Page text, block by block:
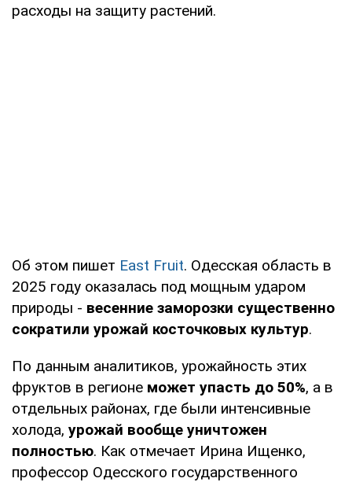
расходы на защиту растений.
Об этом пишет East Fruit. Одесская область в
2025 году оказалась под мощным ударом
природы - весенние заморозки существенно
сократили урожай косточковых культур.
По данным аналитиков, урожайность этих
фруктов в регионе может упасть до 50%, а в
отдельных районах, где были интенсивные
холода, урожай вообще уничтожен
полностью. Как отмечает Ирина Ищенко,
профессор Одесского государственного